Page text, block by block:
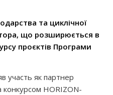
та циклічної
що розширюється в
проєктів Програми
участь як партнер
конкурсом HORIZON-